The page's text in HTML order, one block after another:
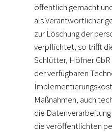
öffentlich gemacht
als Verantwortlicher
zur Löschung der
verpflichtet, so trifft
Schlütter, Höfner
der verfügbaren
Maßnahmen, auch
die
die veröffentlichten